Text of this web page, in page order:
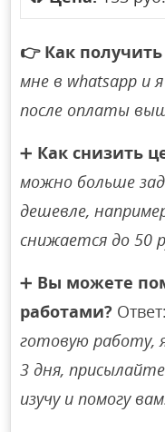
👉 Как получить
мне в whatsapp и
после оплаты
➕ Как снизить
можно больше
дешевле,
снижается до 50
➕ Вы можете
работами?
готовую работу,
3 дня,
изучу и помогу